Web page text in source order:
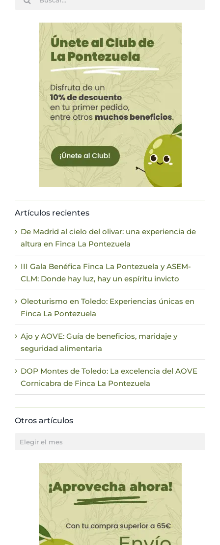
Artículos recientes
De Madrid al cielo del olivar: una experiencia de
altura en Finca La Pontezuela
III Gala Benéfica Finca La Pontezuela y ASEM-
CLM: Donde hay luz, hay un espíritu invicto
Oleoturismo en Toledo: Experiencias únicas en
Finca La Pontezuela
Ajo y AOVE: Guía de beneficios, maridaje y
seguridad alimentaria
DOP Montes de Toledo: La excelencia del AOVE
Cornicabra de Finca La Pontezuela
Otros artículos
Otros